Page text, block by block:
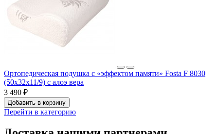
Ортопедическая подушка с «эффектом памяти» Fosta F 8030
(50x32x11/9) с алоэ вера
3 490 ₽
Добавить в корзину
Перейти в категорию